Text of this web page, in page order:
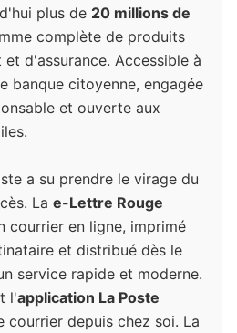
plus de 20 millions de
complète de produits
d'assurance. Accessible à
banque citoyenne, engagée
et ouverte aux
a su prendre le virage du
La e-Lettre Rouge
courrier en ligne, imprimé
et distribué dès le
service rapide et moderne.
l'application La Poste
courrier depuis chez soi. La